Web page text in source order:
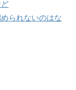
られないのはな